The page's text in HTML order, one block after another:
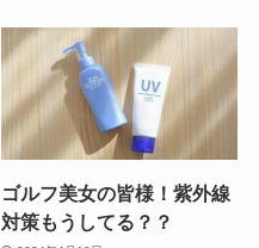
ゴルフ美女の皆様！紫外線
対策もうしてる？？